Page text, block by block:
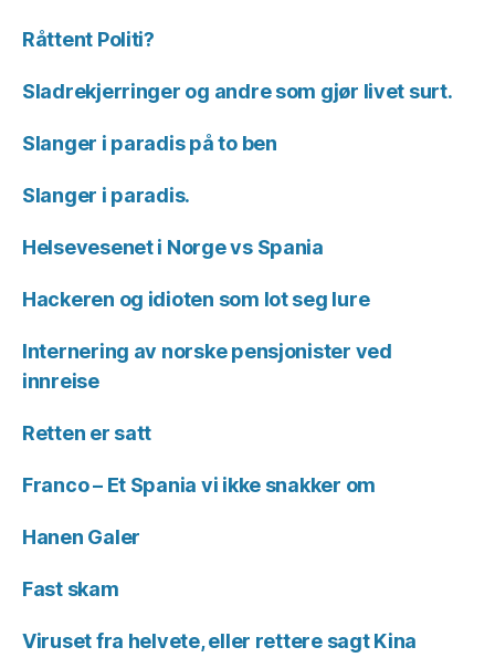
Råttent Politi?
Sladrekjerringer og andre som gjør livet surt.
Slanger i paradis på to ben
Slanger i paradis.
Helsevesenet i Norge vs Spania
Hackeren og idioten som lot seg lure
Internering av norske pensjonister ved
innreise
Retten er satt
Franco – Et Spania vi ikke snakker om
Hanen Galer
Fast skam
Viruset fra helvete, eller rettere sagt Kina